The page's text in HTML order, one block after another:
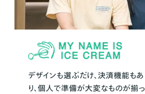
デザインも選ぶだけ、決済機能もあ
り、個人で準備が大変なものが揃っ